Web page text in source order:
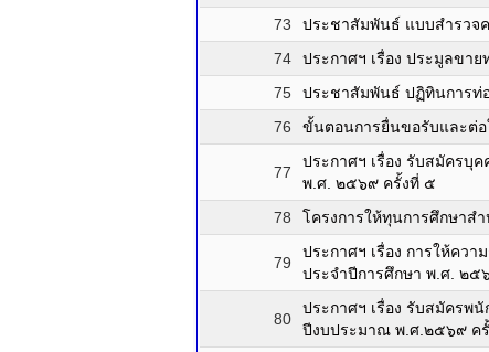
73 ประชาสัมพันธ์ แบบสำรวจ
74
ประกาศฯ เรื่อง ประมูลขา
75
ประชาสัมพันธ์ ปฏิทินการท่
76
ขั้นตอนการยื่นขอรับและต่อ
77
ประกาศฯ เรื่อง รับสมัครบุ
พ.ศ. ๒๕๖๙ ครั้งที่ ๕
78 โครงการให้ทุนการศึกษาส
79
ประกาศฯ เรื่อง การให้คว
ประจำปีการศึกษา พ.ศ. ๒๕
80
ประกาศฯ เรื่อง รับสมัครพ
ปีงบประมาณ พ.ศ.๒๕๖๙ ค